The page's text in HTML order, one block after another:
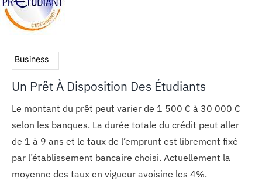
Business
Un Prêt À Disposition Des Étudiants
Le montant du prêt peut varier de 1 500 € à 30 000 €
selon les banques. La durée totale du crédit peut aller
de 1 à 9 ans et le taux de l’emprunt est librement fixé
par l’établissement bancaire choisi. Actuellement la
moyenne des taux en vigueur avoisine les 4%.